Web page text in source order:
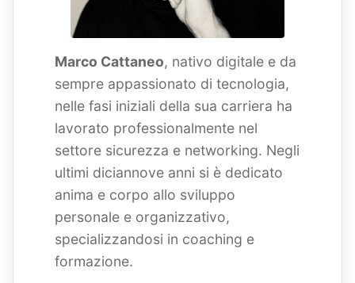
Marco Cattaneo, nativo digitale e da
sempre appassionato di tecnologia,
nelle fasi iniziali della sua carriera ha
lavorato professionalmente nel
settore sicurezza e networking. Negli
ultimi diciannove anni si è dedicato
anima e corpo allo sviluppo
personale e organizzativo,
specializzandosi in coaching e
formazione.